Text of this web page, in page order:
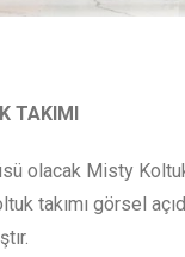
TAKIMI
olacak Misty
takımı görsel